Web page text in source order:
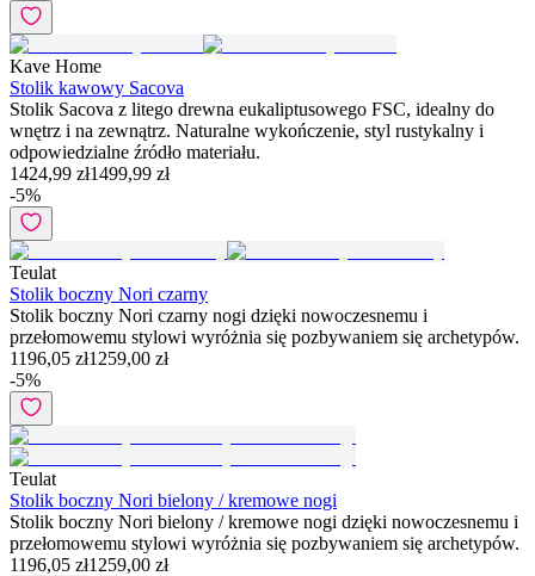
Kave Home
Stolik kawowy Sacova
Stolik Sacova z litego drewna eukaliptusowego FSC, idealny do
wnętrz i na zewnątrz. Naturalne wykończenie, styl rustykalny i
odpowiedzialne źródło materiału.
1424,99 zł1499,99 zł
-5%
Teulat
Stolik boczny Nori czarny
Stolik boczny Nori czarny nogi dzięki nowoczesnemu i
przełomowemu stylowi wyróżnia się pozbywaniem się archetypów.
1196,05 zł1259,00 zł
-5%
Teulat
Stolik boczny Nori bielony / kremowe nogi
Stolik boczny Nori bielony / kremowe nogi dzięki nowoczesnemu i
przełomowemu stylowi wyróżnia się pozbywaniem się archetypów.
1196,05 zł1259,00 zł